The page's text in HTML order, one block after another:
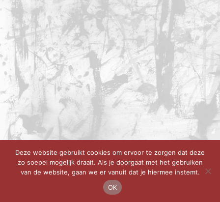
Deze website gebruikt cookies om ervoor te zorgen dat deze
zo soepel mogelijk draait. Als je doorgaat met het gebruiken
van de website, gaan we er vanuit dat je hiermee instemt.
OK